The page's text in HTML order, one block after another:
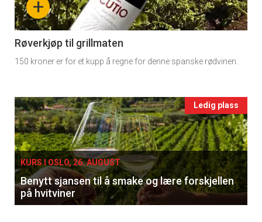
section
11
Ukens
vin
+
Røverkjøp til grillmaten
150 kroner er for et kupp å regne for denne spanske rødvinen.
Events
single
Ledig plass
KURS I OSLO, 26. AUGUST
Benytt sjansen til å smake og lære forskjellen
på hvitviner